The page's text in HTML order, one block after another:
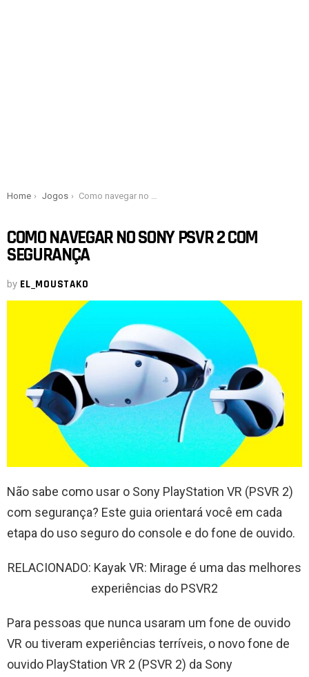
You are here:
Home Jogos Como navegar no Sony PSVR 2 com segurança
COMO NAVEGAR NO SONY PSVR 2 COM
SEGURANÇA
by EL_MOUSTAKO
Não sabe como usar o Sony PlayStation VR (PSVR 2)
com segurança? Este guia orientará você em cada
etapa do uso seguro do console e do fone de ouvido.
RELACIONADO: Kayak VR: Mirage é uma das melhores
experiências do PSVR2
Para pessoas que nunca usaram um fone de ouvido
VR ou tiveram experiências terríveis, o novo fone de
ouvido PlayStation VR 2 (PSVR 2) da Sony